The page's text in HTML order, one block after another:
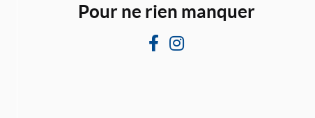
Pour ne rien manquer
F
I